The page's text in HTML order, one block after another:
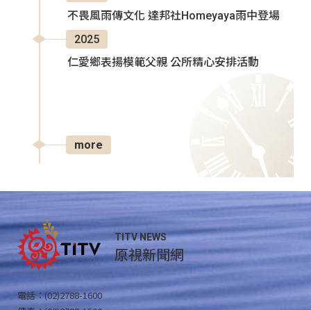
不畏風雨傳文化 達邦社Homeyaya雨中登場
2025
仁愛鄉表揚模範父親 公所精心安排活動
more
TITV NEWS
原視新聞網
電話：(02)2788-1600